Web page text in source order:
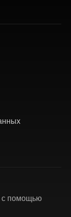
с помощью